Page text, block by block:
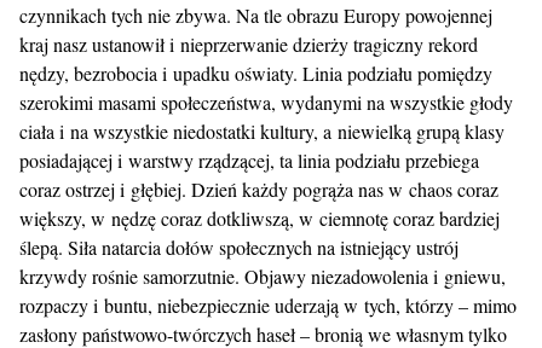
czynnikach tych nie zbywa. Na tle obrazu Europy powojennej
kraj nasz ustanowił i nieprzerwanie dzierży tragiczny rekord
nędzy, bezrobocia i upadku oświaty. Linia podziału pomiędzy
szerokimi masami społeczeństwa, wydanymi na wszystkie głody
ciała i na wszystkie niedostatki kultury, a niewielką grupą klasy
posiadającej i warstwy rządzącej, ta linia podziału przebiega
coraz ostrzej i głębiej. Dzień każdy pogrąża nas w chaos coraz
większy, w nędzę coraz dotkliwszą, w ciemnotę coraz bardziej
ślepą. Siła natarcia dołów społecznych na istniejący ustrój
krzywdy rośnie samorzutnie. Objawy niezadowolenia i gniewu,
rozpaczy i buntu, niebezpiecznie uderzają w tych, którzy – mimo
zasłony państwowo-twórczych haseł – bronią we własnym tylko